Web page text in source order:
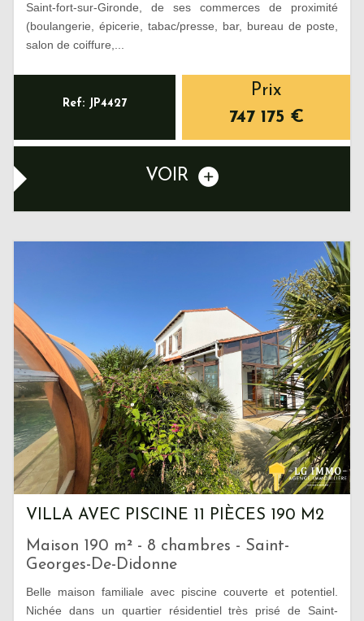
Saint-fort-sur-Gironde, de ses commerces de proximité
(boulangerie, épicerie, tabac/presse, bar, bureau de poste,
salon de coiffure,...
Ref: JP4427
Prix
747 175 €
VOIR
VILLA AVEC PISCINE 11 PIÈCES 190 M2
Maison 190 m² - 8 chambres - Saint-
Georges-De-Didonne
Belle maison familiale avec piscine couverte et potentiel.
Nichée dans un quartier résidentiel très prisé de Saint-